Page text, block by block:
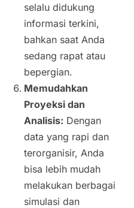
selalu didukung
informasi terkini,
bahkan saat Anda
sedang rapat atau
bepergian.
Memudahkan
Proyeksi dan
Analisis: Dengan
data yang rapi dan
terorganisir, Anda
bisa lebih mudah
melakukan berbagai
simulasi dan